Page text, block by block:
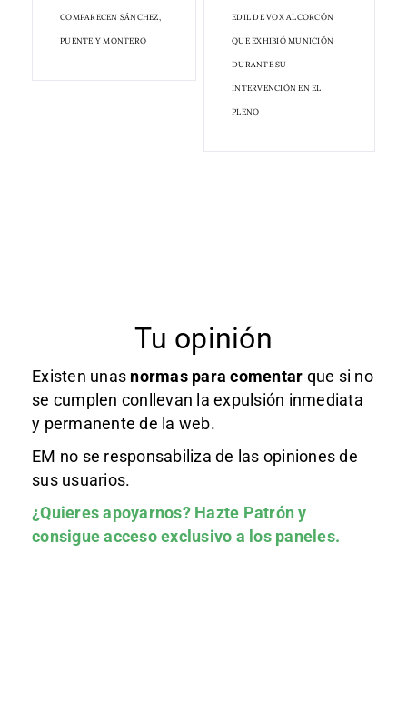
COMPARECEN SÁNCHEZ,
PUENTE Y MONTERO
EDIL DE VOX ALCORCÓN
QUE EXHIBIÓ MUNICIÓN
DURANTE SU
INTERVENCIÓN EN EL
PLENO
Tu opinión
Existen unas normas para comentar que si no
se cumplen conllevan la expulsión inmediata
y permanente de la web.
EM no se responsabiliza de las opiniones de
sus usuarios.
¿Quieres apoyarnos? Hazte Patróny
consigue acceso exclusivo a los paneles.